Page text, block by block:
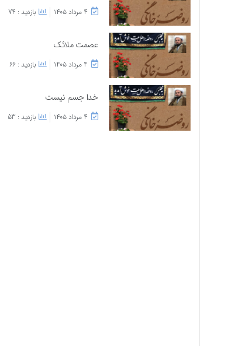
۴ مرداد ۱۴۰۵ بازدید : 74
عصمت ملائک
۴ مرداد ۱۴۰۵ بازدید : 66
خدا جسم نیست
۴ مرداد ۱۴۰۵ بازدید : 53